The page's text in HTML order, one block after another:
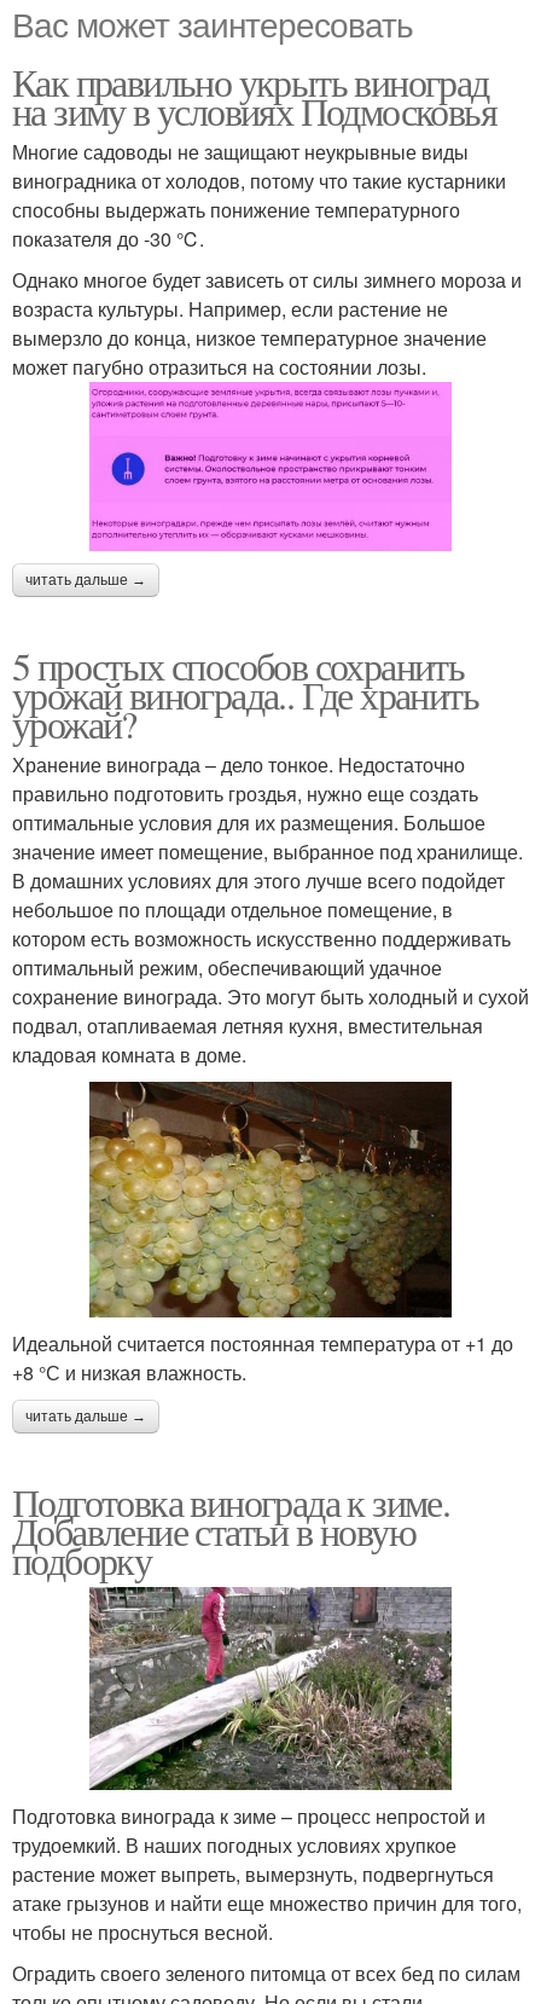
Вас может заинтересовать
Как правильно укрыть виноград
на зиму в условиях Подмосковья
Многие садоводы не защищают неукрывные виды
виноградника от холодов, потому что такие кустарники
способны выдержать понижение температурного
показателя до -30 ℃.
Однако многое будет зависеть от силы зимнего мороза и
возраста культуры. Например, если растение не
вымерзло до конца, низкое температурное значение
может пагубно отразиться на состоянии лозы.
читать дальше →
5 простых способов сохранить
урожай винограда.. Где хранить
урожай?
Хранение винограда – дело тонкое. Недостаточно
правильно подготовить гроздья, нужно еще создать
оптимальные условия для их размещения. Большое
значение имеет помещение, выбранное под хранилище.
В домашних условиях для этого лучше всего подойдет
небольшое по площади отдельное помещение, в
котором есть возможность искусственно поддерживать
оптимальный режим, обеспечивающий удачное
сохранение винограда. Это могут быть холодный и сухой
подвал, отапливаемая летняя кухня, вместительная
кладовая комната в доме.
Идеальной считается постоянная температура от +1 до
+8 °С и низкая влажность.
читать дальше →
Подготовка винограда к зиме.
Добавление статьи в новую
подборку
Подготовка винограда к зиме – процесс непростой и
трудоемкий. В наших погодных условиях хрупкое
растение может выпреть, вымерзнуть, подвергнуться
атаке грызунов и найти еще множество причин для того,
чтобы не проснуться весной.
Оградить своего зеленого питомца от всех бед по силам